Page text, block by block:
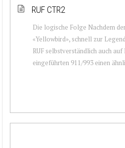
RUF CTR2
Die logische Folge Nachdem
«Yellowbird», schnell zur
RUF selbstverständlich auch auf
eingeführten 911/993 einen